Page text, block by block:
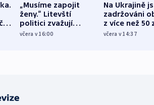
z
„Musíme zapojit
ženy.“ Litevští
politici zvažují
dohodu o
včera v 16:00
Na Ukrajině
zadržováni
z více než 50
Bojovali na
včera v 14:37